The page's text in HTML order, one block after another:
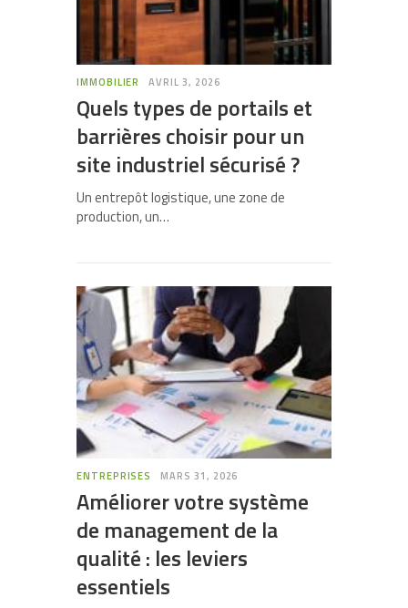
IMMOBILIER AVRIL 3, 2026
Quels types de portails et
barrières choisir pour un
site industriel sécurisé ?
Un entrepôt logistique, une zone de
production, un…
ENTREPRISES MARS 31, 2026
Améliorer votre système
de management de la
qualité : les leviers
essentiels